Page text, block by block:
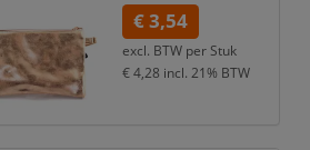
€ 3,54
excl. BTW per Stuk
€ 4,28 incl. 21% BTW